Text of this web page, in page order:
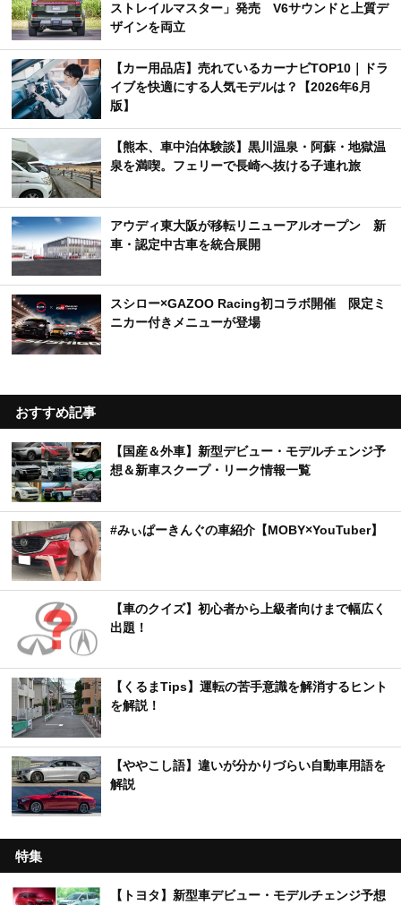
ストレイルマスター」発売 V6サウンドと上質デ
ザインを両立
【カー用品店】売れているカーナビTOP10｜ドラ
イブを快適にする人気モデルは？【2026年6月
版】
【熊本、車中泊体験談】黒川温泉・阿蘇・地獄温
泉を満喫。フェリーで長崎へ抜ける子連れ旅
アウディ東大阪が移転リニューアルオープン 新
車・認定中古車を統合展開
スシロー×GAZOO Racing初コラボ開催 限定ミ
ニカー付きメニューが登場
おすすめ記事
【国産＆外車】新型デビュー・モデルチェンジ予
想＆新車スクープ・リーク情報一覧
#みぃぱーきんぐの車紹介【MOBY×YouTuber】
【車のクイズ】初心者から上級者向けまで幅広く
出題！
【くるまTips】運転の苦手意識を解消するヒント
を解説！
【ややこし語】違いが分かりづらい自動車用語を
解説
特集
【トヨタ】新型車デビュー・モデルチェンジ予想